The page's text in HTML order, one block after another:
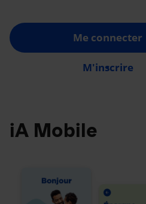
Me connecter
M'inscrire
iA Mobile